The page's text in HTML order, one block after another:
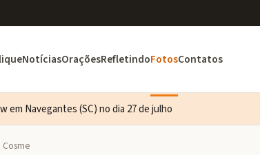
NotíciasOraçõesRefletindoFotosContatos
em Navegantes (SC) no dia 27 de julho